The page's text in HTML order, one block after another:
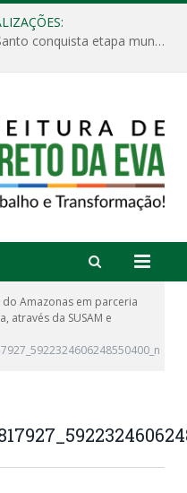
Escola Municipal Divino Espírito Santo conquista etapa municipal da V Feira Amazonense de Matemática
Amazonas em parceria
através da SUSAM e